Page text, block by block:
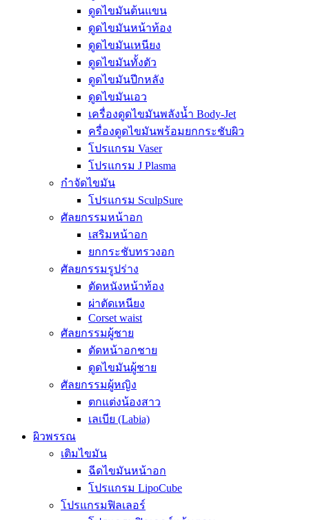
ดูดไขมันต้นแขน
ดูดไขมันหน้าท้อง
ดูดไขมันเหนียง
ดูดไขมันทั้งตัว
ดูดไขมันปีกหลัง
ดูดไขมันเอว
เครื่องดูดไขมันพลังน้ำ Body-Jet
ครื่องดูดไขมันพร้อมยกกระชับผิว
โปรแกรม Vaser
โปรแกรม J Plasma
กำจัดไขมัน
โปรแกรม SculpSure
ศัลยกรรมหน้าอก
เสริมหน้าอก
ยกกระชับทรวงอก
ศัลยกรรมรูปร่าง
ตัดหนังหน้าท้อง
ผ่าตัดเหนียง
Corset waist
ศัลยกรรมผู้ชาย
ตัดหน้าอกชาย
ดูดไขมันผู้ชาย
ศัลยกรรมผู้หญิง
ตกแต่งน้องสาว
เลเบีย (Labia)
ผิวพรรณ
เติมไขมัน
ฉีดไขมันหน้าอก
โปรแกรม LipoCube
โปรแกรมฟิลเลอร์